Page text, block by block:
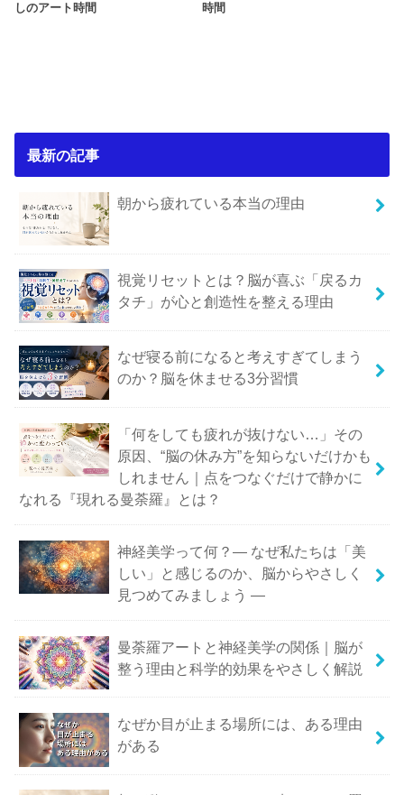
しのアート時間
時間
最新の記事
朝から疲れている本当の理由
視覚リセットとは？脳が喜ぶ「戻るカ
タチ」が心と創造性を整える理由
なぜ寝る前になると考えすぎてしまう
のか？脳を休ませる3分習慣
「何をしても疲れが抜けない…」その
原因、“脳の休み方”を知らないだけかも
しれません｜点をつなぐだけで静かに
なれる『現れる曼荼羅』とは？
神経美学って何？― なぜ私たちは「美
しい」と感じるのか、脳からやさしく
見つめてみましょう ―
曼荼羅アートと神経美学の関係｜脳が
整う理由と科学的効果をやさしく解説
なぜか目が止まる場所には、ある理由
がある